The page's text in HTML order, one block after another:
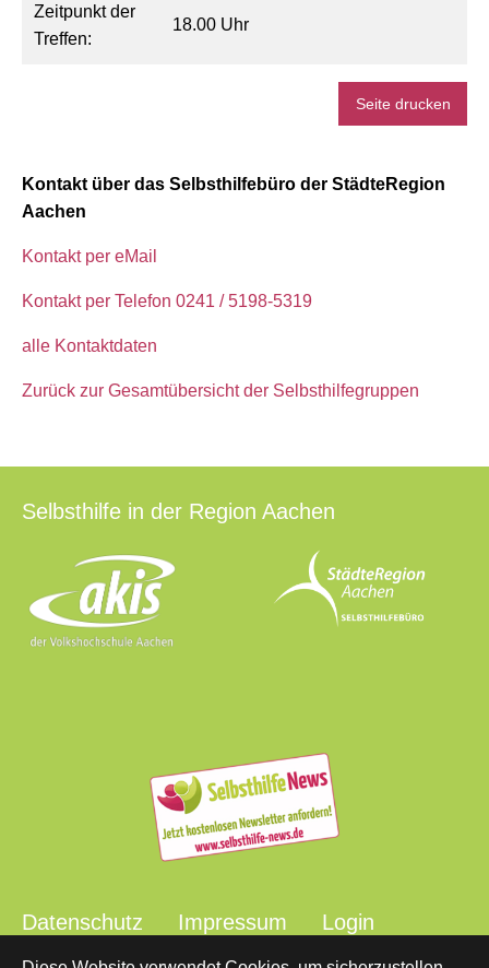
Zeitpunkt der
Treffen:
18.00 Uhr
Seite drucken
Kontakt über das Selbsthilfebüro der StädteRegion
Aachen
Kontakt per eMail
Kontakt per Telefon 0241 / 5198-5319
alle Kontaktdaten
Zurück zur Gesamtübersicht der Selbsthilfegruppen
Selbsthilfe in der Region Aachen
Datenschutz Impressum Login